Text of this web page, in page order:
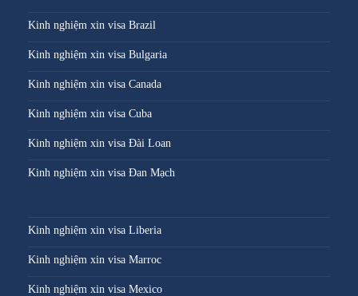
Kinh nghiệm xin visa Brazil
Kinh nghiệm xin visa Bulgaria
Kinh nghiệm xin visa Canada
Kinh nghiệm xin visa Cuba
Kinh nghiệm xin visa Đài Loan
Kinh nghiệm xin visa Đan Mạch
Kinh nghiệm xin visa Liberia
Kinh nghiệm xin visa Marroc
Kinh nghiệm xin visa Mexico